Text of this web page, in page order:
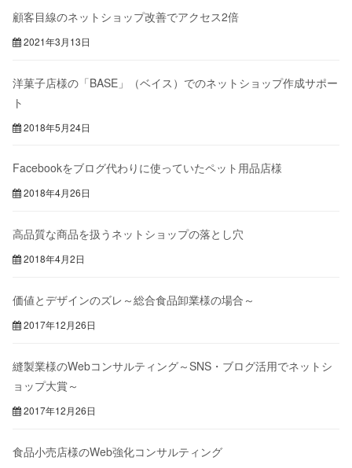
顧客目線のネットショップ改善でアクセス2倍
2021年3月13日
洋菓子店様の「BASE」（ベイス）でのネットショップ作成サポー
ト
2018年5月24日
Facebookをブログ代わりに使っていたペット用品店様
2018年4月26日
高品質な商品を扱うネットショップの落とし穴
2018年4月2日
価値とデザインのズレ～総合食品卸業様の場合～
2017年12月26日
縫製業様のWebコンサルティング～SNS・ブログ活用でネットシ
ョップ大賞～
2017年12月26日
食品小売店様のWeb強化コンサルティング